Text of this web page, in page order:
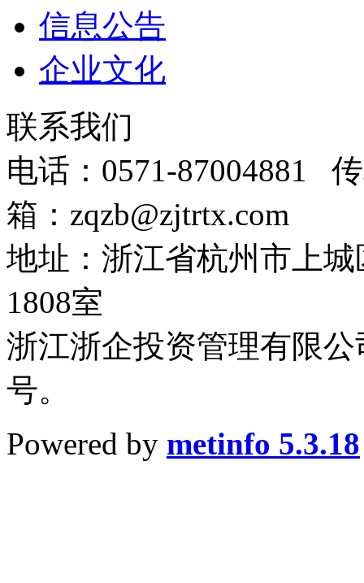
信息公告
企业文化
联系我们
电话：0571-87004881
箱：zqzb@zjtrtx.com
地址：浙江省杭州市上
1808室
浙江浙企投资管理有限公
号。
Powered by metinfo 5.3.18